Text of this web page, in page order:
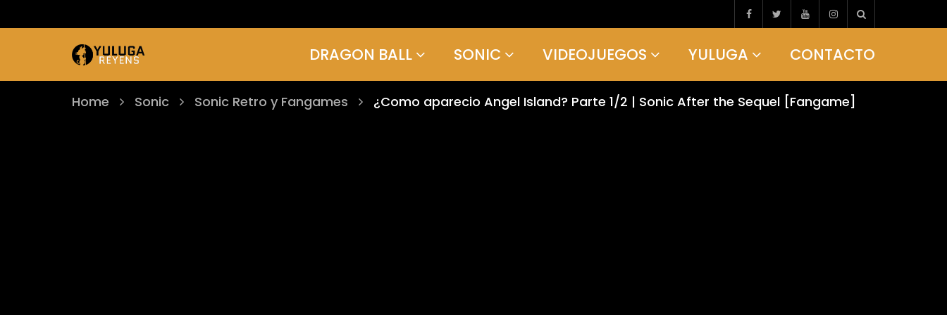
DRAGON BALL SONIC VIDEOJUEGOS YULUGA CONTACTO
Home Sonic Sonic Retro y Fangames ¿Como aparecio Angel Island? Parte 1/2 | Sonic After the Sequel [Fangame]